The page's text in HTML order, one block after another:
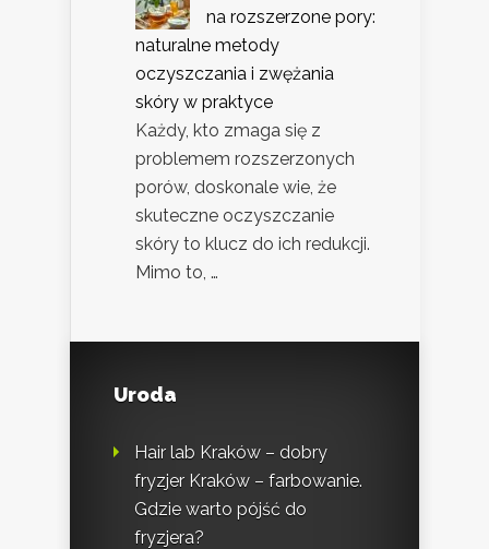
na rozszerzone pory:
naturalne metody
oczyszczania i zwężania
skóry w praktyce
Każdy, kto zmaga się z
problemem rozszerzonych
porów, doskonale wie, że
skuteczne oczyszczanie
skóry to klucz do ich redukcji.
Mimo to, …
Uroda
Hair lab Kraków – dobry
fryzjer Kraków – farbowanie.
Gdzie warto pójść do
fryzjera?